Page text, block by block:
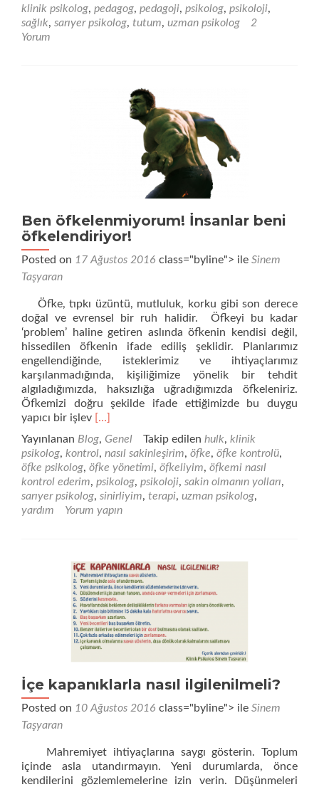
klinik psikolog, pedagog, pedagoji, psikolog, psikoloji,
sağlık, sarıyer psikolog, tutum, uzman psikolog
2
Yorum
Ben öfkelenmiyorum! İnsanlar beni
öfkelendiriyor!
Posted on 17 Ağustos 2016 class="byline"> ile Sinem
Taşyaran
Öfke, tıpkı üzüntü, mutluluk, korku gibi son derece
doğal ve evrensel bir ruh halidir. Öfkeyi bu kadar
‘problem’ haline getiren aslında öfkenin kendisi değil,
hissedilen öfkenin ifade ediliş şeklidir. Planlarımız
engellendiğinde, isteklerimiz ve ihtiyaçlarımız
karşılanmadığında, kişiliğimize yönelik bir tehdit
algıladığımızda, haksızlığa uğradığımızda öfkeleniriz.
Öfkemizi doğru şekilde ifade ettiğimizde bu duygu
yapıcı bir işlev Daha
okuyunBen
öfkelenmiyorum!
İnsanlar
beni
öfkelendiriyor!
[…]
Yayınlanan Blog, Genel Takip edilen hulk, klinik
psikolog, kontrol, nasıl sakinleşirim, öfke, öfke kontrolü,
öfke psikolog, öfke yönetimi, öfkeliyim, öfkemi nasıl
kontrol ederim, psikolog, psikoloji, sakin olmanın yolları,
sarıyer psikolog, sinirliyim, terapi, uzman psikolog,
yardım
Yorum yapın
İçe kapanıklarla nasıl ilgilenilmeli?
Posted on 10 Ağustos 2016 class="byline"> ile Sinem
Taşyaran
Mahremiyet ihtiyaçlarına saygı gösterin. Toplum
içinde asla utandırmayın. Yeni durumlarda, önce
kendilerini gözlemlemelerine izin verin. Düşünmeleri